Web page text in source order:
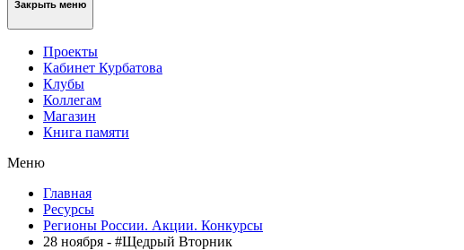
Закрыть меню
Проекты
Кабинет Курбатова
Клубы
Коллегам
Магазин
Книга памяти
Меню
Главная
Ресурсы
Регионы России. Акции. Конкурсы
28 ноября - #Щедрый Вторник